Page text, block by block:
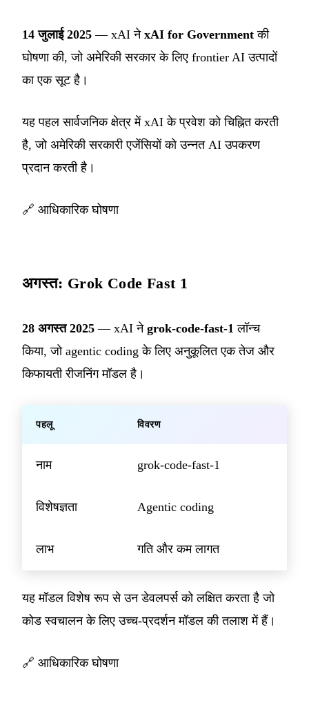
14 जुलाई 2025 — xAI ने xAI for Government की
घोषणा की, जो अमेरिकी सरकार के लिए frontier AI उत्पादों
का एक सूट है।
यह पहल सार्वजनिक क्षेत्र में xAI के प्रवेश को चिह्नित करती
है, जो अमेरिकी सरकारी एजेंसियों को उन्नत AI उपकरण
प्रदान करती है।
🔗 आधिकारिक घोषणा
अगस्त: Grok Code Fast 1
28 अगस्त 2025 — xAI ने grok-code-fast-1 लॉन्च
किया, जो agentic coding के लिए अनुकूलित एक तेज और
किफायती रीजनिंग मॉडल है।
पहलू विवरण
नाम grok-code-fast-1
विशेषज्ञता Agentic coding
लाभ गति और कम लागत
यह मॉडल विशेष रूप से उन डेवलपर्स को लक्षित करता है जो
कोड स्वचालन के लिए उच्च-प्रदर्शन मॉडल की तलाश में हैं।
🔗 आधिकारिक घोषणा